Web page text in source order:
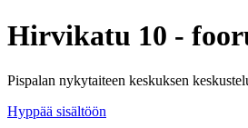
Hirvikatu 10 -
Pispalan nykytaiteen keskuksen
Hyppää sisältöön